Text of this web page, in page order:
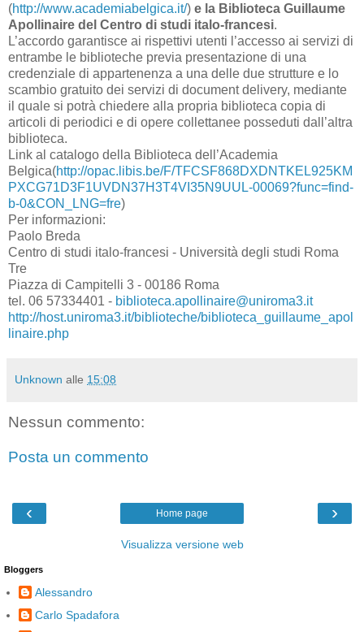
(http://www.academiabelgica.it/) e la Biblioteca Guillaume
Apollinaire del Centro di studi italo-francesi.
L’accordo garantisce ai rispettivi utenti l’accesso ai servizi di
entrambe le biblioteche previa presentazione di una
credenziale di appartenenza a una delle due strutture e lo
scambio gratuito dei servizi di document delivery, mediante
il quale si potrà chiedere alla propria biblioteca copia di
articoli di periodici e di opere collettanee posseduti dall’altra
biblioteca.
Link al catalogo della Biblioteca dell’Academia
Belgica(http://opac.libis.be/F/TFCSF868DXDNTKEL925KM
PXCG71D3F1UVDN37H3T4VI35N9UUL-00069?func=find-
b-0&CON_LNG=fre)
Per informazioni:
Paolo Breda
Centro di studi italo-francesi - Università degli studi Roma
Tre
Piazza di Campitelli 3 - 00186 Roma
tel. 06 57334401 - biblioteca.apollinaire@uniroma3.it
http://host.uniroma3.it/biblioteche/biblioteca_guillaume_apol
linaire.php
Unknown alle 15:08
Nessun commento:
Posta un commento
‹ ›
Home page
Visualizza versione web
Bloggers
Alessandro
Carlo Spadafora